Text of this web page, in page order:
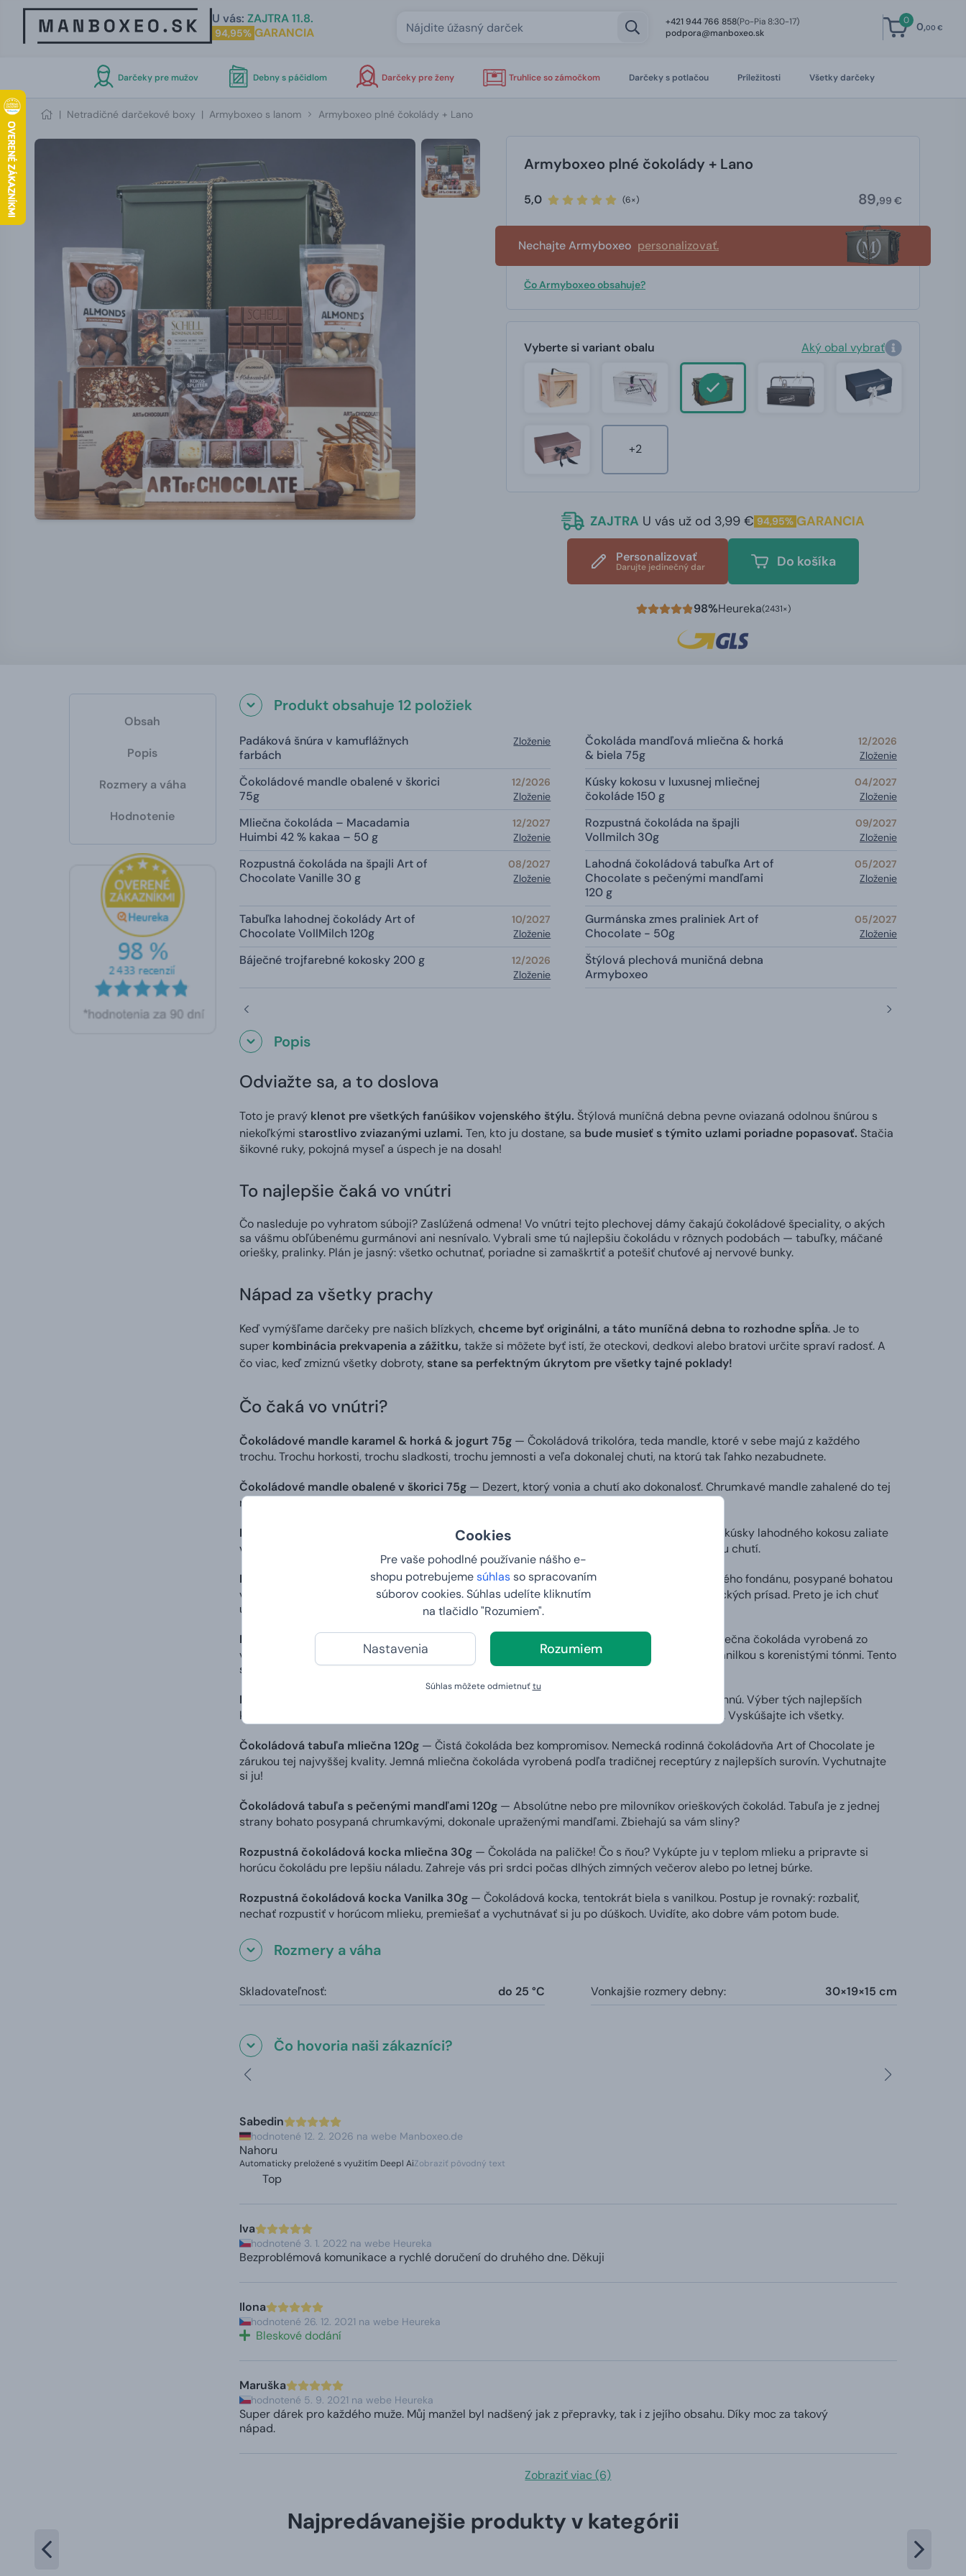
Cookies
Pre vaše pohodlné používanie nášho e-
shopu potrebujemesúhlasso spracovaním
súborov cookies. Súhlas udelíte kliknutím
na tlačidlo "Rozumiem".
Nastavenia Rozumiem
Súhlas môžete odmietnuťtu
U vás: ZAJTRA 11.8.
94,95% GARANCIA
+421 944 766 858(Po-Pia 8:30-17)
podpora@manboxeo.sk
0 0,00 €
Darčeky pre mužov Debny s páčidlom Darčeky pre ženy Truhlice so zámočkom Darčeky s potlačou Príležitosti Všetky darčeky
| Netradičné darčekové boxy | Armyboxeo s lanom Armyboxeo plné čokolády + Lano
Armyboxeo plné čokolády + Lano
5,0 (6×) 89,99 €
Nechajte Armyboxeo personalizovať.
Čo Armyboxeo obsahuje?
Vyberte si variant obalu Aký obal vybrať
+2
ZAJTRA U vás už od 3,99 € 94,95% GARANCIA
Personalizovať
Darujte jedinečný dar Do košíka
98%Heureka(2431×)
Obsah
Popis
Rozmery a váha
Hodnotenie
Produkt obsahuje 12 položiek
Padáková šnúra v kamuflážnych
farbách
Zloženie
Čokoláda mandľová mliečna & horká
& biela 75g
12/2026
Zloženie
Čokoládové mandle obalené v škorici
75g
12/2026
Zloženie
Kúsky kokosu v luxusnej mliečnej
čokoláde 150 g
04/2027
Zloženie
Mliečna čokoláda – Macadamia
Huimbi 42 % kakaa – 50 g
12/2027
Zloženie
Rozpustná čokoláda na špajli
Vollmilch 30g
09/2027
Zloženie
Rozpustná čokoláda na špajli Art of
Chocolate Vanille 30 g
08/2027
Zloženie
Lahodná čokoládová tabuľka Art of
Chocolate s pečenými mandľami
120 g
05/2027
Zloženie
Tabuľka lahodnej čokolády Art of
Chocolate VollMilch 120g
10/2027
Zloženie
Gurmánska zmes praliniek Art of
Chocolate - 50g
05/2027
Zloženie
Báječné trojfarebné kokosky 200 g
12/2026
Zloženie
Štýlová plechová muničná debna
Armyboxeo
Popis
Odviažte sa, a to doslova
Toto je pravýklenot pre všetkých fanúšikov vojenského štýlu. Štýlová muníčná debna pevne oviazaná odolnou šnúrou s
niekoľkými starostlivo zviazanými uzlami. Ten, kto ju dostane, sa bude musieť s týmito uzlami poriadne popasovať. Stačia
šikovné ruky, pokojná myseľ a úspech je na dosah!
To najlepšie čaká vo vnútri
Čo nasleduje po vyhratom súboji? Zaslúžená odmena! Vo vnútri tejto plechovej dámy čakajú čokoládové špeciality, o akých
sa vášmu obľúbenému gurmánovi ani nesnívalo. Vybrali sme tú najlepšiu čokoládu v rôznych podobách — tabuľky, máčané
oriešky, pralinky. Plán je jasný: všetko ochutnať, poriadne si zamaškrtiť a potešiť chuťové aj nervové bunky.
Nápad za všetky prachy
Keď vymýšľame darčeky pre našich blízkych, chceme byť originálni, a táto muníčná debna to rozhodne spĺňa. Je to
super kombinácia prekvapenia a zážitku, takže si môžete byť istí, že oteckovi, dedkovi alebo bratovi určite spraví radosť. A
čo viac, keď zmiznú všetky dobroty, stane sa perfektným úkrytom pre všetky tajné poklady!
Čo čaká vo vnútri?
Čokoládové mandle karamel & horká & jogurt 75g— Čokoládová trikolóra, teda mandle, ktoré v sebe majú z každého
trochu. Trochu horkosti, trochu sladkosti, trochu jemnosti a veľa dokonalej chuti, na ktorú tak ľahko nezabudnete.
Čokoládové mandle obalené v škorici 75g— Dezert, ktorý vonia a chutí ako dokonalosť. Chrumkavé mandle zahalené do tej
najjemnejšej čokolády, korunované štipkou škorice, rozvášnia každého milovníka sladkostí.
Kúsky kokosu v luxusnej mliečnej čokoláde 150g— Toto potrebuje každý čokoholik! Svieže kúsky lahodného kokosu zaliate
vysokokvalitnou mliečnou čokoládou sa rozplývajú na jazyku a vytvárajú dokonalú kombináciu chutí.
Báječné trojfarebné kokosky 200g— Ďalšia kokosová bomba. Trojvrstvové kokosky zo sladkého fondánu, posypané bohatou
vrstvou kokosu, sú výsledkom ručnej výroby z najkvalitnejších surovín bez zbytočných chemických prísad. Preto je ich chuť
úplne bezkonkurenčná.
Mliečna čokoláda s makadamovými orechmi 50g
— Tak toto ste ešte nejedli! Delikátna mliečna čokoláda vyrobená zo
vzácneho ekvádorského kakaa sa spojila s praženými makadamovými orechmi a tahitskou vanilkou s korenistými tónmi. Tento
skvost sa výborne hodí k vínam, jemným rumom aj slivovici.
Pralinky Best of mix
— Koncentrované šťastie. To sú čokoládové jednohubky, ktoré vás nadchnú. Výber tých najlepších
kúskov od renomovanej nemeckej čokoládovne v jednej krabičke. Každé sústo má inú príchuť. Vyskúšajte ich všetky.
Čokoládová tabuľa mliečna 120g— Čistá čokoláda bez kompromisov. Nemecká rodinná čokoládovňa Art of Chocolate je
zárukou tej najvyššej kvality. Jemná mliečna čokoláda vyrobená podľa tradičnej receptúry z najlepších surovín. Vychutnajte
si ju!
Čokoládová tabuľa s pečenými mandľami 120g— Absolútne nebo pre milovníkov orieškových čokolád. Tabuľa je z jednej
strany bohato posypaná chrumkavými, dokonale upraženými mandľami. Zbiehajú sa vám sliny?
Rozpustná čokoládová kocka mliečna 30g— Čokoláda na paličke! Čo s ňou? Vykúpte ju v teplom mlieku a pripravte si
horúcu čokoládu pre lepšiu náladu. Zahreje vás pri srdci počas dlhých zimných večerov alebo po letnej búrke.
Rozpustná čokoládová kocka Vanilka 30g— Čokoládová kocka, tentokrát biela s vanilkou. Postup je rovnaký: rozbaliť,
nechať rozpustiť v horúcom mlieku, premiešať a vychutnávať si ju po dúškoch. Uvidíte, ako dobre vám potom bude.
Rozmery a váha
Skladovateľnosť: do 25 °C Vonkajšie rozmery debny: 30×19×15 cm
Čo hovoria naši zákazníci?
Sabedin
hodnotené 12. 2. 2026 na webe Manboxeo.de
Nahoru
Automaticky preložené s využitím Deepl AiZobraziť pôvodný text
Top
Iva
hodnotené 3. 1. 2022 na webe Heureka
Bezproblémová komunikace a rychlé doručení do druhého dne. Děkuji
Ilona
hodnotené 26. 12. 2021 na webe Heureka
Bleskové dodání
Maruška
hodnotené 5. 9. 2021 na webe Heureka
Super dárek pro každého muže. Můj manžel byl nadšený jak z přepravky, tak i z jejího obsahu. Díky moc za takový
nápad.
Zobraziť viac (6)
Najpredávanejšie produkty v kategórii